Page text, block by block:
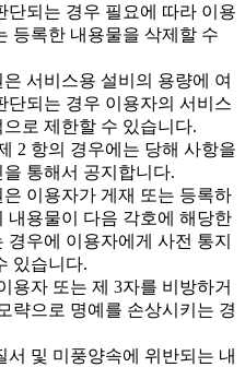
단되는 경우 필요에 따라 이용
등록한 내용물을 삭제할 수
서비스용 설비의 용량에 여
단되는 경우 이용자의 서비스
로 제한할 수 있습니다.
2 항의 경우에는 당해 사항을
통해서 공지합니다.
이용자가 게재 또는 등록하
내용물이 다음 각호에 해당한
경우에 이용자에게 사전 통지
있습니다.
용자 또는 제 3자를 비방하거
략으로 명예를 손상시키는 경
서 및 미풍양속에 위반되는 내